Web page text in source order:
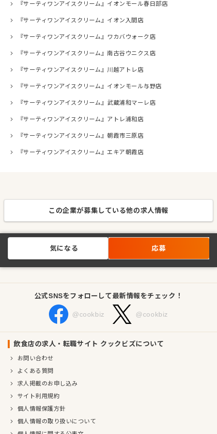
『サーティワンアイスクリーム』イオンモール春日部店
『サーティワンアイスクリーム』イオン入間店
『サーティワンアイスクリーム』ワカバウォーク店
『サーティワンアイスクリーム』南古谷ウニクス店
『サーティワンアイスクリーム』川越アトレ店
『サーティワンアイスクリーム』イオンモール与野店
『サーティワンアイスクリーム』武蔵浦和マーレ店
『サーティワンアイスクリーム』アトレ浦和店
『サーティワンアイスクリーム』朝霞市三原店
『サーティワンアイスクリーム』エキア朝霞店
この企業が募集している他の求人情報
気になる 応募
公式SNSをフォローして最新情報をチェック！
@cookbiz @cookbiz
飲食店の求人・転職サイト クックビズについて
お問い合わせ
よくある質問
求人掲載のお申し込み
サイト利用規約
個人情報保護方針
個人情報の取り扱いについて